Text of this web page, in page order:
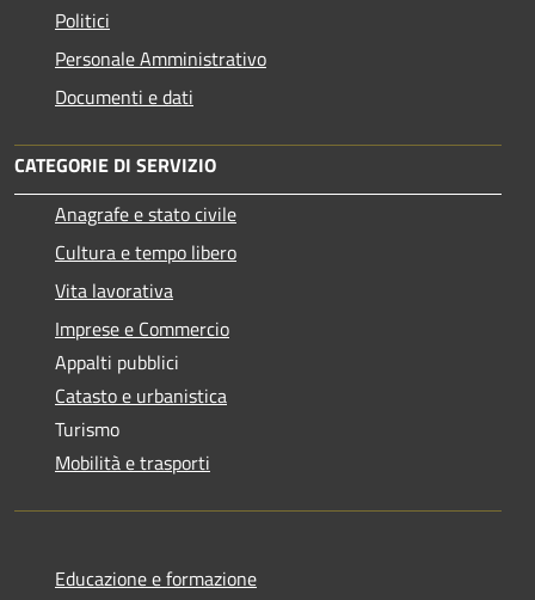
Politici
Personale Amministrativo
Documenti e dati
CATEGORIE DI SERVIZIO
Anagrafe e stato civile
Cultura e tempo libero
Vita lavorativa
Imprese e Commercio
Appalti pubblici
Catasto e urbanistica
Turismo
Mobilità e trasporti
Educazione e formazione